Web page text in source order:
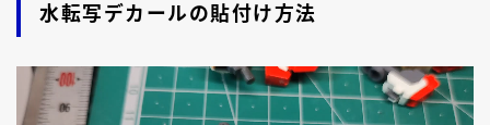
水転写デカールの貼付け方法